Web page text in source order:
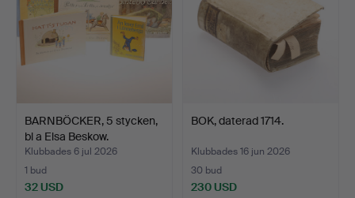
BARNBÖCKER, 5 stycken,
bl a Elsa Beskow.
Klubbades 6 jul 2026
1 bud
32 USD
BOK, daterad 1714.
Klubbades 16 jun 2026
30 bud
230 USD